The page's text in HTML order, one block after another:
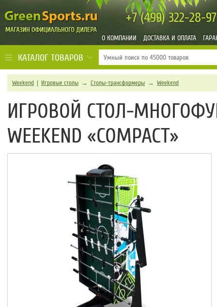
+7 (499)322-28-97
О КОМПАНИИ ДОСТАВКА И ОПЛАТА
КАТАЛОГ ТОВАРОВ
Weekend | Игровые столы → Столы-трансформеры → Weekend
ИГРОВОЙ СТОЛ-
WEEKEND «COMPACT»